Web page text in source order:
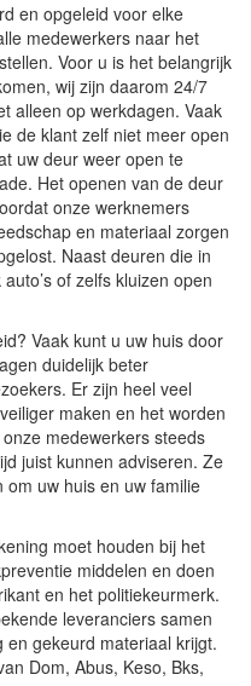
en opgeleid voor elke
medewerkers naar het
Voor u is het belangrijk
wij zijn daarom 24/7
alleen op werkdagen. Vaak
de klant zelf niet meer open
uw deur weer open te
Het openen van de deur
onze werknemers
en materiaal zorgen
Naast deuren die in
of zelfs kluizen open
Vaak kunt u uw huis door
duidelijk beter
Er zijn heel veel
maken en het worden
medewerkers steeds
juist kunnen adviseren. Ze
om uw huis en uw familie
moet houden bij het
middelen en doen
en het politiekeurmerk.
leveranciers samen
gekeurd materiaal krijgt.
Dom, Abus, Keso, Bks,